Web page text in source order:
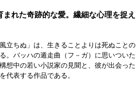
れた奇跡的な愛。繊細な心理を捉え
立ちぬ」は、生きることよりは死ぬことの
。バッハの遁走曲（フ－ガ）に思いついた
想中の若い小説家の見聞と、彼が出会った
代表する作品である。